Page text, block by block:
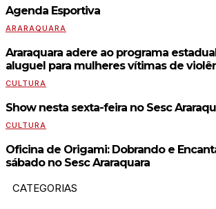
Agenda Esportiva
ARARAQUARA
Araraquara adere ao programa
aluguel para mulheres vítimas de
CULTURA
Show nesta sexta-feira no Sesc
CULTURA
Oficina de Origami: Dobrando e
sábado no Sesc Araraquara
CATEGORIAS